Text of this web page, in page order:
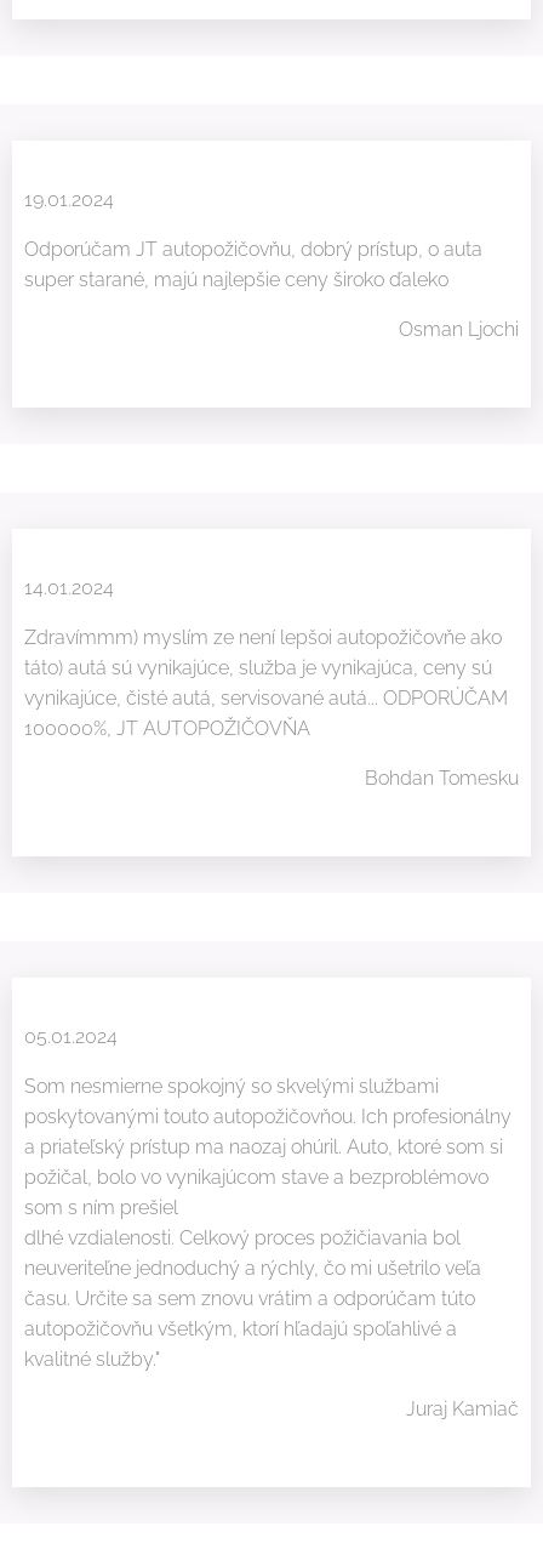
19.01.2024
Odporúčam JT autopožičovňu, dobrý prístup, o auta
super starané, majú najlepšie ceny široko ďaleko😇
Osman Ljochi
14.01.2024
Zdravímmm) myslím ze není lepšoi autopožičovňe ako
táto) autá sú vynikajúce, služba je vynikajúca, ceny sú
vynikajúce, čisté autá, servisované autá... ODPORÚČAM
100000%, JT AUTOPOŽIČOVŇA 👏👍💪🤝
Bohdan Tomesku
05.01.2024
Som nesmierne spokojný so skvelými službami
poskytovanými touto autopožičovňou. Ich profesionálny
a priateľský prístup ma naozaj ohúril. Auto, ktoré som si
požičal, bolo vo vynikajúcom stave a bezproblémovo
som s ním prešiel
dlhé vzdialenosti. Celkový proces požičiavania bol
neuveriteľne jednoduchý a rýchly, čo mi ušetrilo veľa
času. Určite sa sem znovu vrátim a odporúčam túto
autopožičovňu všetkým, ktorí hľadajú spoľahlivé a
kvalitné služby."
Juraj Kamiač